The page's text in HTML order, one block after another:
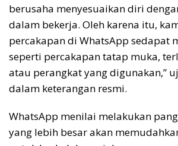
berusaha menyesuaikan diri
dalam bekerja. Oleh karena itu,
percakapan di WhatsApp sedapat
seperti percakapan tatap muka,
atau perangkat yang digunakan,”
dalam keterangan resmi.
WhatsApp menilai melakukan
yang lebih besar akan